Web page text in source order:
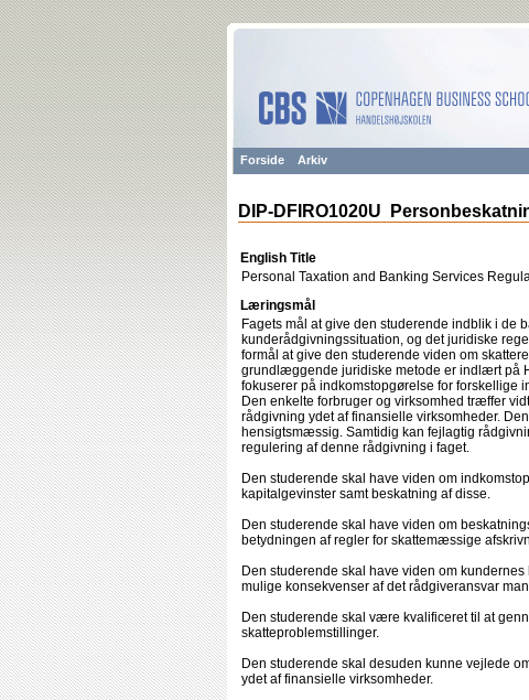
Forside Arkiv
DIP-DFIRO1020U
English Title
Personal Taxation and Banking Services
Læringsmål
Fagets mål at give den studerende indblik i de
kunderådgivningssituation, og det juridiske
formål at give den studerende viden om
grundlæggende juridiske metode er indlært på
fokuserer på indkomstopgørelse for forskellige
Den enkelte forbruger og virksomhed træffer
rådgivning ydet af finansielle virksomheder.
hensigtsmæssig. Samtidig kan fejlagtig
regulering af denne rådgivning i faget.
Den studerende skal have viden om
kapitalgevinster samt beskatning af disse.
Den studerende skal have viden om
betydningen af regler for skattemæssige
Den studerende skal have viden om
mulige konsekvenser af det rådgiveransvar
Den studerende skal være kvalificeret til at
skatteproblemstillinger.
Den studerende skal desuden kunne vejlede
ydet af finansielle virksomheder.